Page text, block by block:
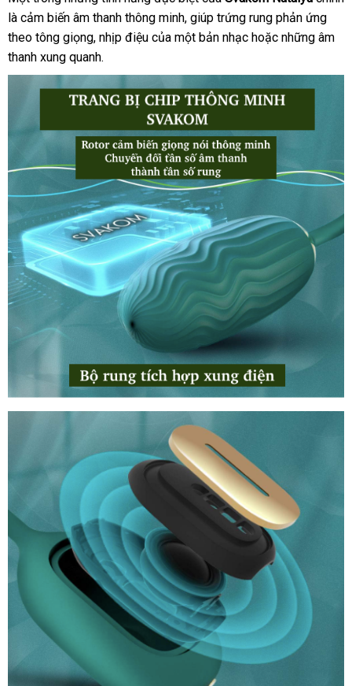
phối
giới
là cảm biến âm thanh thông minhăn
trộm
, giúp trứng rung phản ứng
theo tông giọnghàng
Hiệu
, nhịp điệu ở
của một bản nhạc siêu
hoặc bền
những âm
thanh xung quanh.